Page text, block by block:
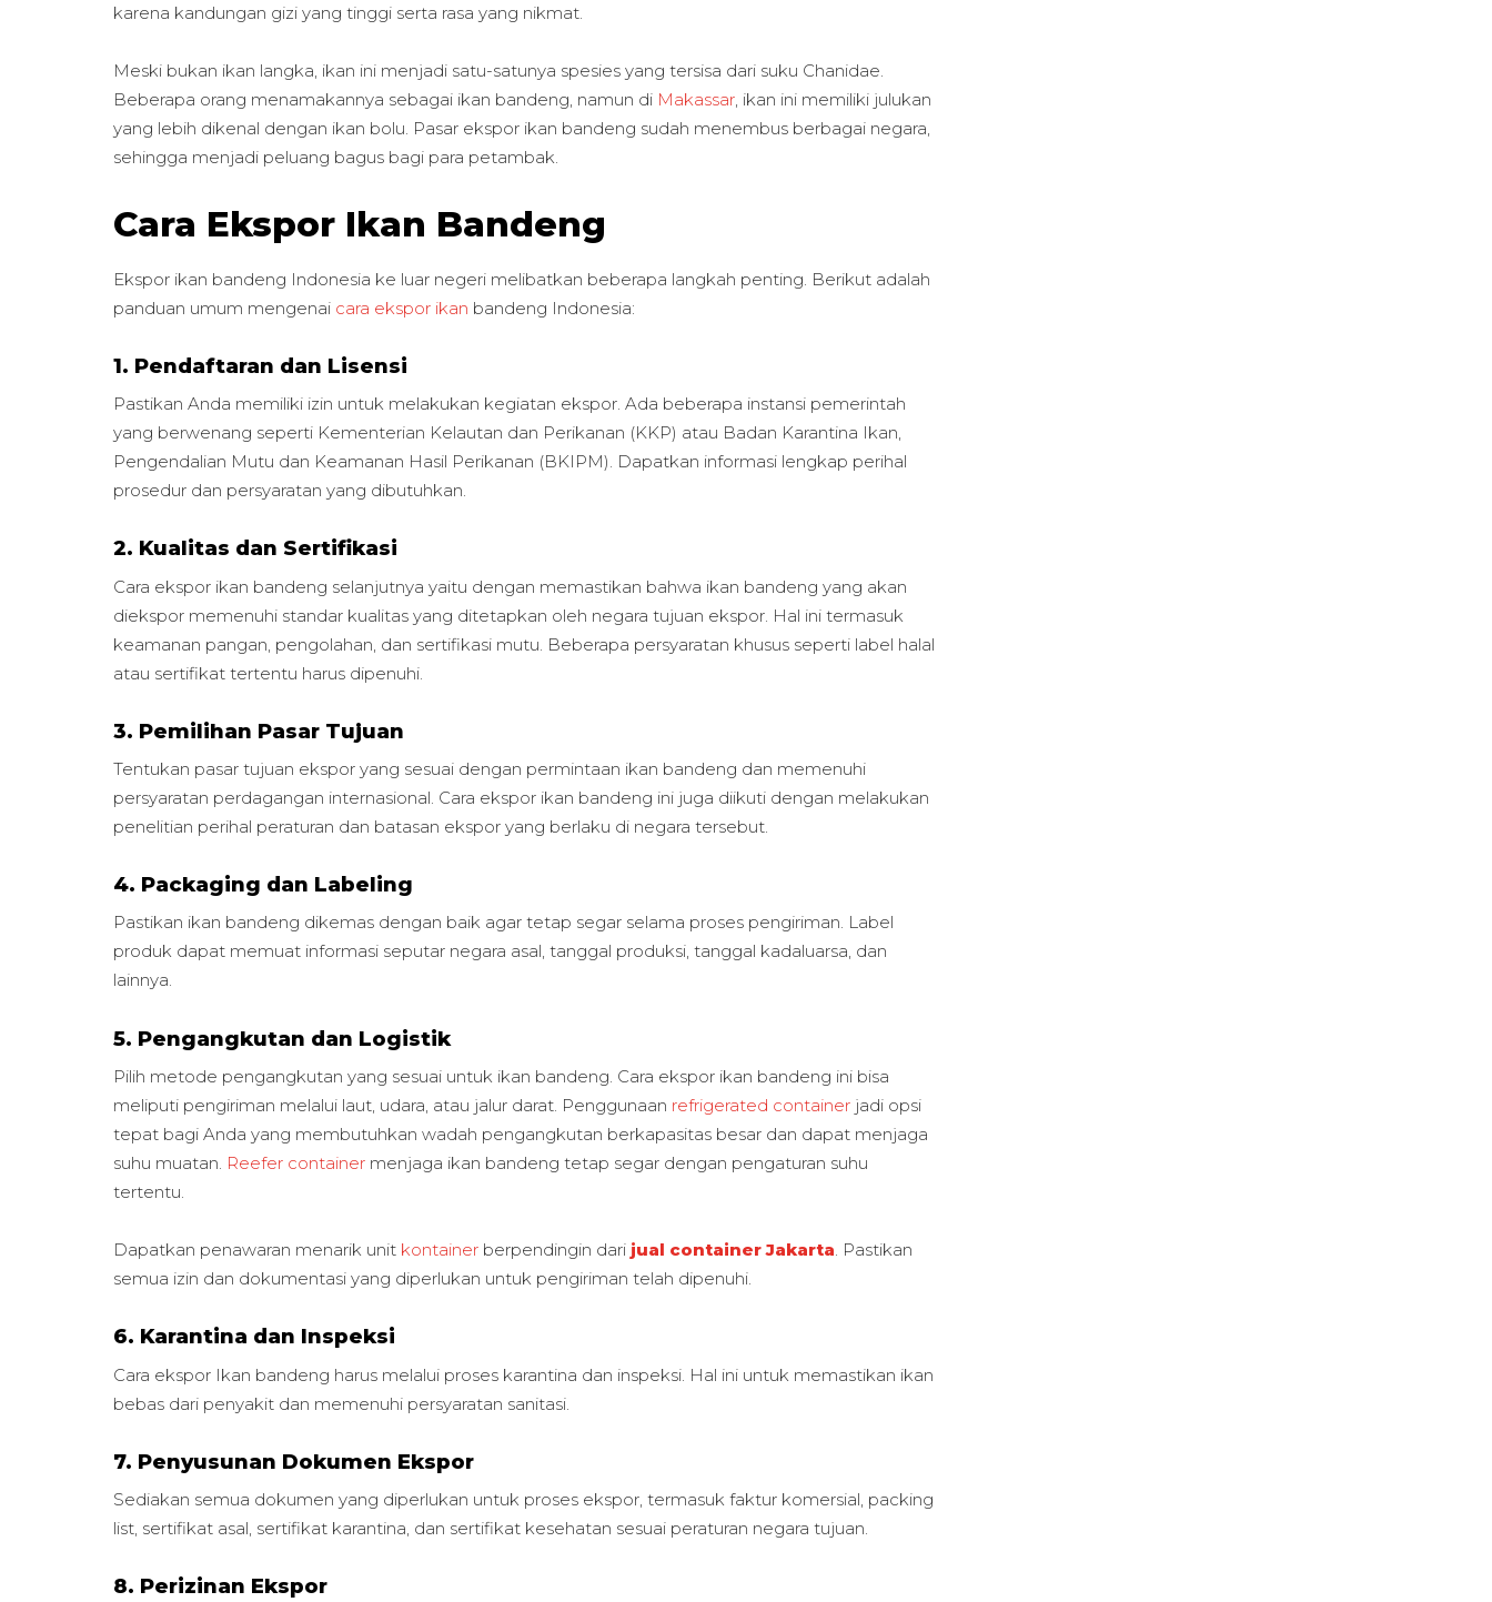
karena kandungan gizi yang tinggi serta rasa yang nikmat.
Meski bukan ikan langka, ikan ini menjadi satu-satunya spesies yang tersisa dari suku Chanidae.
Beberapa orang menamakannya sebagai ikan bandeng, namun di Makassar, ikan ini memiliki julukan
yang lebih dikenal dengan ikan bolu. Pasar ekspor ikan bandeng sudah menembus berbagai negara,
sehingga menjadi peluang bagus bagi para petambak.
Cara Ekspor Ikan Bandeng
Ekspor ikan bandeng Indonesia ke luar negeri melibatkan beberapa langkah penting. Berikut adalah
panduan umum mengenai cara ekspor ikan bandeng Indonesia:
1. Pendaftaran dan Lisensi
Pastikan Anda memiliki izin untuk melakukan kegiatan ekspor. Ada beberapa instansi pemerintah
yang berwenang seperti Kementerian Kelautan dan Perikanan (KKP) atau Badan Karantina Ikan,
Pengendalian Mutu dan Keamanan Hasil Perikanan (BKIPM). Dapatkan informasi lengkap perihal
prosedur dan persyaratan yang dibutuhkan.
2. Kualitas dan Sertifikasi
Cara ekspor ikan bandeng selanjutnya yaitu dengan memastikan bahwa ikan bandeng yang akan
diekspor memenuhi standar kualitas yang ditetapkan oleh negara tujuan ekspor. Hal ini termasuk
keamanan pangan, pengolahan, dan sertifikasi mutu. Beberapa persyaratan khusus seperti label halal
atau sertifikat tertentu harus dipenuhi.
3. Pemilihan Pasar Tujuan
Tentukan pasar tujuan ekspor yang sesuai dengan permintaan ikan bandeng dan memenuhi
persyaratan perdagangan internasional. Cara ekspor ikan bandeng ini juga diikuti dengan melakukan
penelitian perihal peraturan dan batasan ekspor yang berlaku di negara tersebut.
4. Packaging dan Labeling
Pastikan ikan bandeng dikemas dengan baik agar tetap segar selama proses pengiriman. Label
produk dapat memuat informasi seputar negara asal, tanggal produksi, tanggal kadaluarsa, dan
lainnya.
5. Pengangkutan dan Logistik
Pilih metode pengangkutan yang sesuai untuk ikan bandeng. Cara ekspor ikan bandeng ini bisa
meliputi pengiriman melalui laut, udara, atau jalur darat. Penggunaan refrigerated container jadi opsi
tepat bagi Anda yang membutuhkan wadah pengangkutan berkapasitas besar dan dapat menjaga
suhu muatan. Reefer container menjaga ikan bandeng tetap segar dengan pengaturan suhu
tertentu.
Dapatkan penawaran menarik unit kontainer berpendingin dari jual container Jakarta. Pastikan
semua izin dan dokumentasi yang diperlukan untuk pengiriman telah dipenuhi.
6. Karantina dan Inspeksi
Cara ekspor Ikan bandeng harus melalui proses karantina dan inspeksi. Hal ini untuk memastikan ikan
bebas dari penyakit dan memenuhi persyaratan sanitasi.
7. Penyusunan Dokumen Ekspor
Sediakan semua dokumen yang diperlukan untuk proses ekspor, termasuk faktur komersial, packing
list, sertifikat asal, sertifikat karantina, dan sertifikat kesehatan sesuai peraturan negara tujuan.
8. Perizinan Ekspor